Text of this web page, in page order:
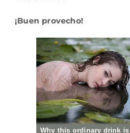
¡Buen provecho!